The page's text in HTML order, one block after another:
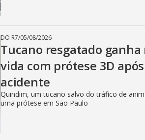
DO R7/05/08/2026
Tucano resgatado ganha
vida com prótese 3D após
acidente
Quindim, um tucano salvo do tráfico de
uma prótese em São Paulo